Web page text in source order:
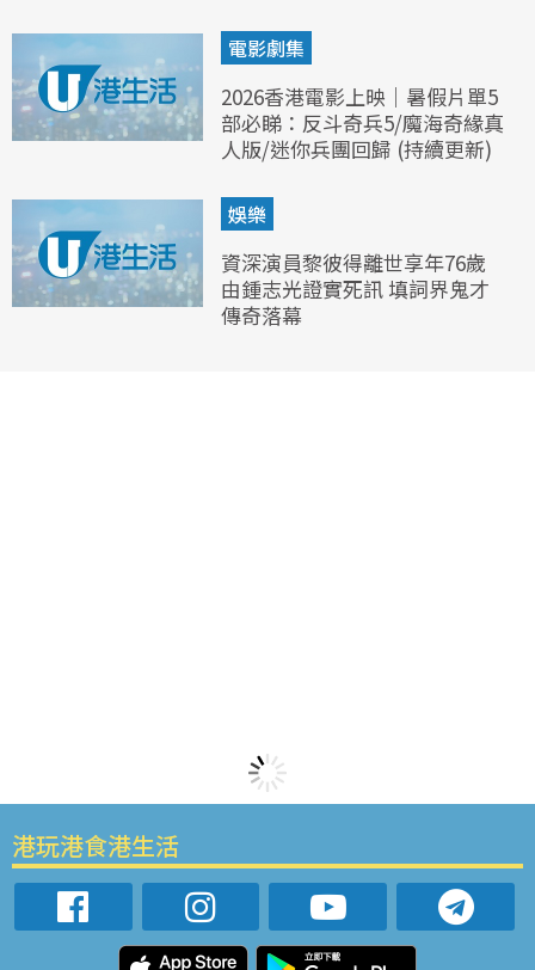
電影劇集
2026香港電影上映｜暑假片單5
部必睇：反斗奇兵5/魔海奇緣真
人版/迷你兵團回歸 (持續更新)
娛樂
資深演員黎彼得離世享年76歲
由鍾志光證實死訊 填詞界鬼才
傳奇落幕
港玩港食港生活